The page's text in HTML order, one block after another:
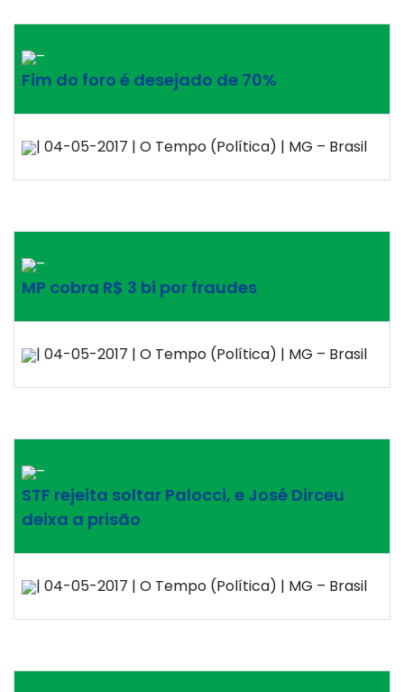
–
Fim do foro é desejado de 70%
| 04-05-2017 | O Tempo (Política) | MG – Brasil
–
MP cobra R$ 3 bi por fraudes
| 04-05-2017 | O Tempo (Política) | MG – Brasil
–
STF rejeita soltar Palocci, e José Dirceu
deixa a prisão
| 04-05-2017 | O Tempo (Política) | MG – Brasil